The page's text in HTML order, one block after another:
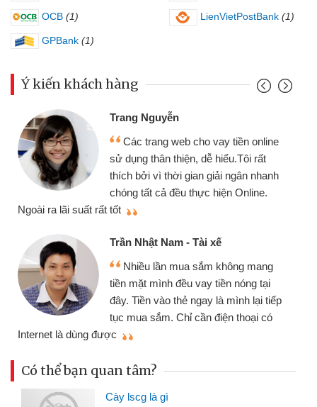
OCB (1) LienVietPostBank (1)
GPBank (1)
Ý kiến khách hàng
Trang Nguyễn
Các trang web cho vay tiền online
sử dụng thân thiện, dễ hiểu.Tôi rất
thích bởi vì thời gian giải ngân nhanh
chóng tất cả đều thực hiện Online.
Ngoài ra lãi suất rất tốt
Trần Nhật Nam - Tài xế
Nhiều lần mua sắm không mang
tiền mặt mình đều vay tiền nóng tại
đây. Tiền vào thẻ ngay là mình lại tiếp
tục mua sắm. Chỉ cần điện thoại có
Internet là dùng được
Có thể bạn quan tâm?
Cày lscg là gì